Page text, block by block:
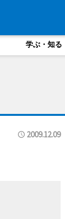
学ぶ・知る
2009.12.09